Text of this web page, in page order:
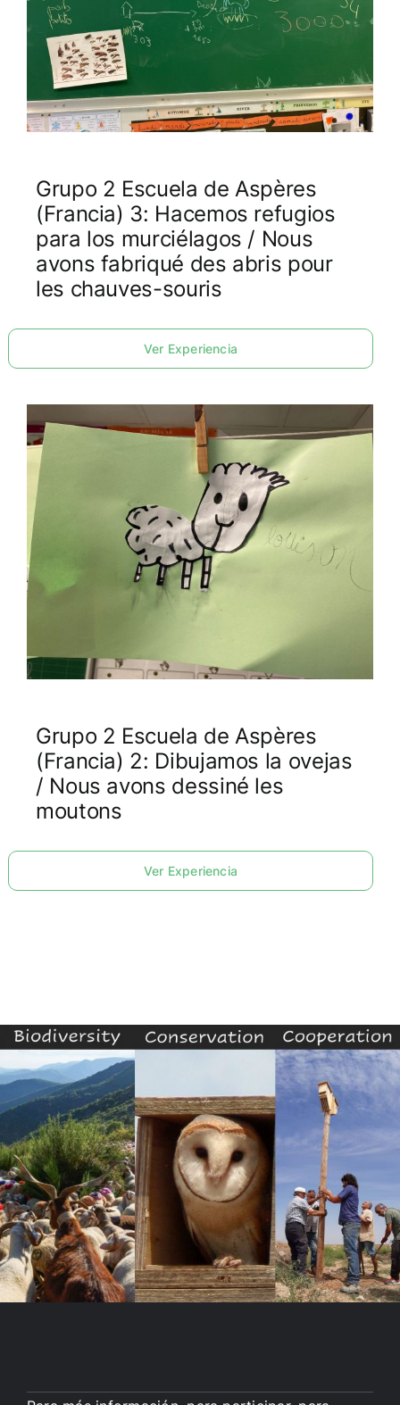
Grupo 2 Escuela de Aspères
(Francia) 3: Hacemos refugios
para los murciélagos / Nous
avons fabriqué des abris pour
les chauves-souris
Ver Experiencia
Grupo 2 Escuela de Aspères
(Francia) 2: Dibujamos la ovejas
/ Nous avons dessiné les
moutons
Ver Experiencia